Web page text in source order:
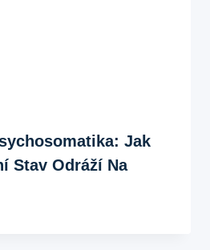
Jak
Stav Odráží Na